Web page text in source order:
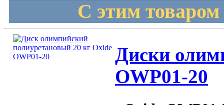
С этим
Диски
OWP01-20